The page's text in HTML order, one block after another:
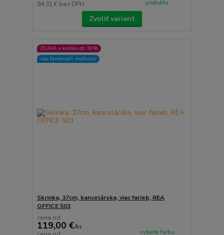
94,31 € bez DPH
produktu
Zvoliť variant
ZĽAVA v košíku do 10%
viac farebných možností
Skrinka, 37cm, kancelárska, viac farieb, REA
OFFICE 503
cena od
119,00 €/ks
vyberte farbu